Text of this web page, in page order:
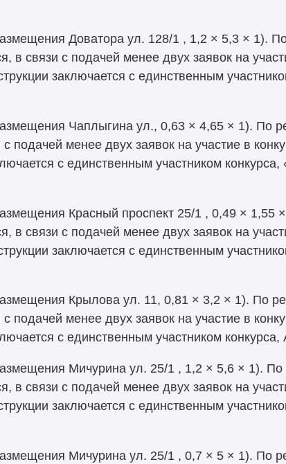
Доватора ул. 128/1 , 1,2 × 5,3 × 1).
в связи с подачей менее двух заявок на
заключается с единственным
Чаплыгина ул., 0,63 × 4,65 × 1). По
подачей менее двух заявок на участие в
с единственным участником
Красный проспект 25/1 , 0,49 × 1,55
в связи с подачей менее двух заявок на
заключается с единственным
Крылова ул. 11, 0,81 × 3,2 × 1). По
подачей менее двух заявок на участие в
с единственным участником
Мичурина ул. 25/1 , 1,2 × 5,6 × 1).
в связи с подачей менее двух заявок на
заключается с единственным
Мичурина ул. 25/1 , 0,7 × 5 × 1). По